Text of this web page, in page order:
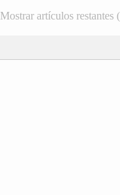
Mostrar artículos restantes